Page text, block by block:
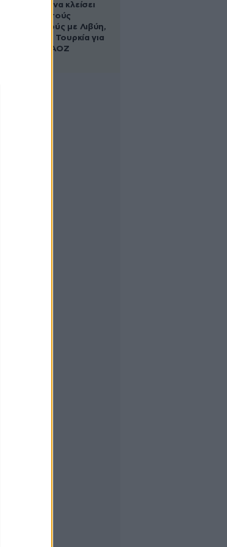
κυβέρνηση να κλείσει
τους ανοιχτούς
λογαριασμούς με Λιβύη,
Αλβανία και Τουρκία για
τη χάραξη ΑΟΖ